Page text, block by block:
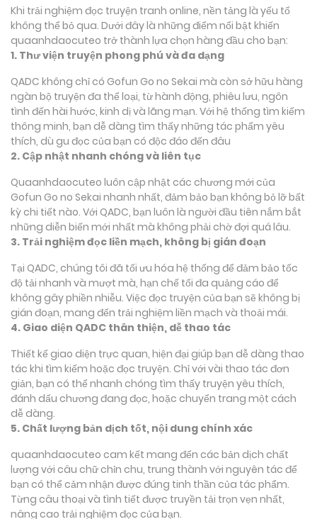
Khi trải nghiệm đọc truyện tranh online, nền tảng là yếu tố
không thể bỏ qua. Dưới đây là những điểm nổi bật khiến
quaanhdaocuteo trở thành lựa chọn hàng đầu cho bạn:
1. Thư viện truyện phong phú và đa dạng
QADC không chỉ có Gofun Go no Sekai mà còn sở hữu hàng
ngàn bộ truyện đa thể loại, từ hành động, phiêu lưu, ngôn
tình đến hài hước, kinh dị và lãng mạn. Với hệ thống tìm kiếm
thông minh, bạn dễ dàng tìm thấy những tác phẩm yêu
thích, dù gu đọc của bạn có độc đáo đến đâu
2. Cập nhật nhanh chóng và liên tục
Quaanhdaocuteo luôn cập nhật các chương mới của
Gofun Go no Sekai nhanh nhất, đảm bảo bạn không bỏ lỡ bất
kỳ chi tiết nào. Với QADC, bạn luôn là người đầu tiên nắm bắt
những diễn biến mới nhất mà không phải chờ đợi quá lâu.
3. Trải nghiệm đọc liền mạch, không bị gián đoạn
Tại QADC, chúng tôi đã tối ưu hóa hệ thống để đảm bảo tốc
độ tải nhanh và mượt mà, hạn chế tối đa quảng cáo để
không gây phiền nhiễu. Việc đọc truyện của bạn sẽ không bị
gián đoạn, mang đến trải nghiệm liền mạch và thoải mái.
4. Giao diện QADC thân thiện, dễ thao tác
Thiết kế giao diện trực quan, hiện đại giúp bạn dễ dàng thao
tác khi tìm kiếm hoặc đọc truyện. Chỉ với vài thao tác đơn
giản, bạn có thể nhanh chóng tìm thấy truyện yêu thích,
đánh dấu chương đang đọc, hoặc chuyển trang một cách
dễ dàng.
5. Chất lượng bản dịch tốt, nội dung chính xác
quaanhdaocuteo cam kết mang đến các bản dịch chất
lượng với câu chữ chỉn chu, trung thành với nguyên tác để
bạn có thể cảm nhận được đúng tinh thần của tác phẩm.
Từng câu thoại và tình tiết được truyền tải trọn vẹn nhất,
nâng cao trải nghiệm đọc của bạn.